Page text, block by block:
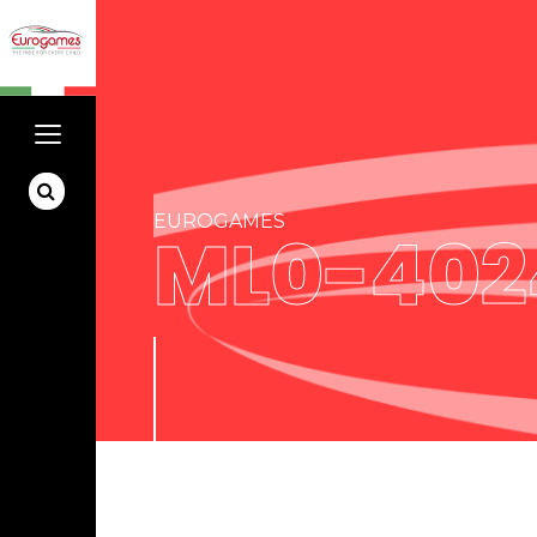
EUROGAMES
ML0-